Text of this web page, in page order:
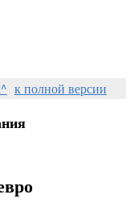
к полной версии